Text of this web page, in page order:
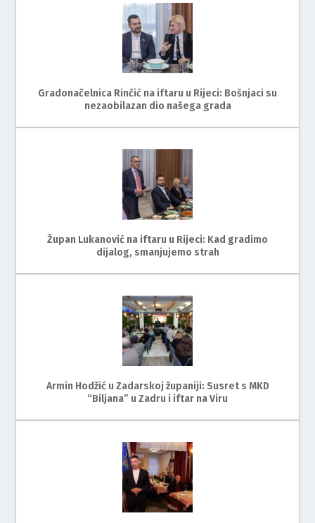
Gradonačelnica Rinčić na iftaru u Rijeci: Bošnjaci su
nezaobilazan dio našega grada
Župan Lukanović na iftaru u Rijeci: Kad gradimo
dijalog, smanjujemo strah
Armin Hodžić u Zadarskoj županiji: Susret s MKD
“Biljana” u Zadru i iftar na Viru